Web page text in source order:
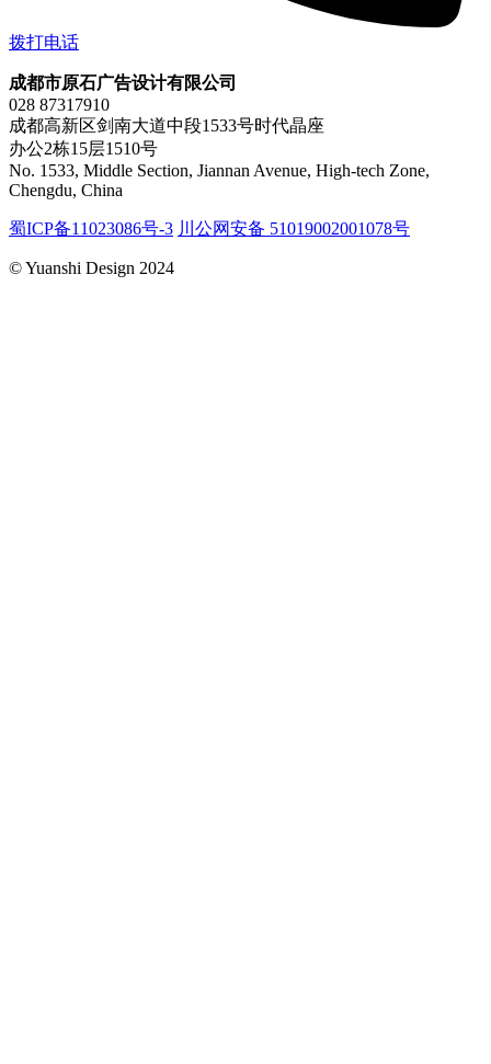
拨打电话
成都市原石广告设计有限公司
028 87317910
成都高新区剑南大道中段1533号时代晶座
办公2栋15层1510号
No. 1533, Middle Section, Jiannan Avenue, High-tech Zone,
Chengdu, China
蜀ICP备11023086号-3 川公网安备 51019002001078号
© Yuanshi Design 2024